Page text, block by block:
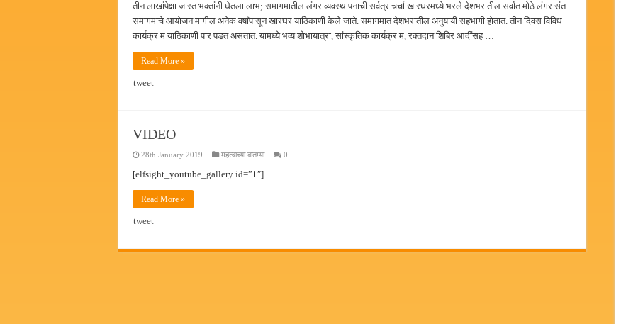
तीन लाखांपेक्षा जास्त भक्तांनी घेतला लाभ; समागमातील लंगर व्यवस्थापनाची सर्वत्र चर्चा खारघरमध्ये भरले देशभरातील सर्वात मोठे लंगर संत
समागमाचे आयोजन मागील अनेक वर्षांपासून खारघर याठिकाणी केले जाते. समागमात देशभरातील अनुयायी सहभागी होतात. तीन दिवस विविध
कार्यक्र म याठिकाणी पार पडत असतात. यामध्ये भव्य शोभायात्रा, सांस्कृतिक कार्यक्र म, रक्तदान शिबिर आदींसह …
Read More »
tweet
VIDEO
28th January 2019 महत्वाच्या बातम्या 0
[elfsight_youtube_gallery id=”1″]
Read More »
tweet